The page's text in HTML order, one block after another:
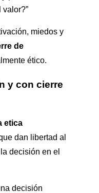
miedos y
de
ético.
y con cierre
etica
dan libertad al
decisión en el
decisión